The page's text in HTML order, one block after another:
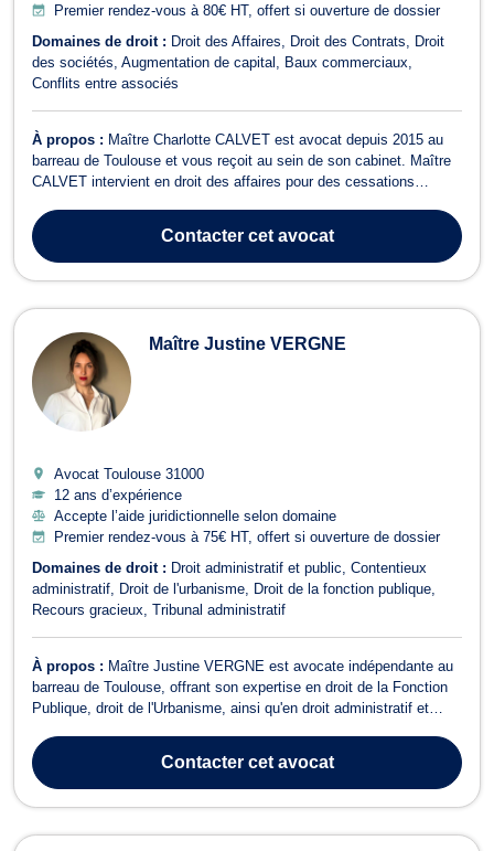
Premier rendez-vous à 80€ HT, offert si ouverture de dossier
Domaines de droit : Droit des Affaires Droit des Contrats
Droit
des sociétés Augmentation de capital
Baux commerciaux
Conflits entre associés
À propos : Maître Charlotte CALVET est avocat depuis 2015 au
barreau de Toulouse et vous reçoit au sein de son cabinet. Maître
CALVET intervient en droit des affaires pour des cessations
acquisition. Elle vous assiste dans tous en droit commercial pour
une cession de ...
Contactercet avocat
Maître Justine VERGNE
Avocat Toulouse 31000
12 ans d’expérience
Accepte l’aide juridictionnelle selon domaine
Premier rendez-vous à 75€ HT, offert si ouverture de dossier
Domaines de droit : Droit administratif et public Contentieux
administratif
Droit de l'urbanisme
Droit de la fonction publique
Recours gracieux Tribunal administratif
À propos : Maître Justine VERGNE est avocate indépendante au
barreau de Toulouse, offrant son expertise en droit de la Fonction
Publique, droit de l'Urbanisme, ainsi qu'en droit administratif et
s'est engagée à fournir des services juridiques de haute qualité, en
se distin...
Contactercet avocat